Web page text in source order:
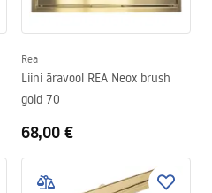
Rea
Liini äravool REA Neox brush
gold 70
68,00 €